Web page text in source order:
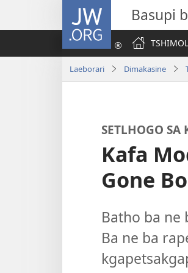
JW.ORG Basupi
Laeborari Dimakasine
SETLHOGO
Kafa
Gone
Batho ba ne
Ba ne ba